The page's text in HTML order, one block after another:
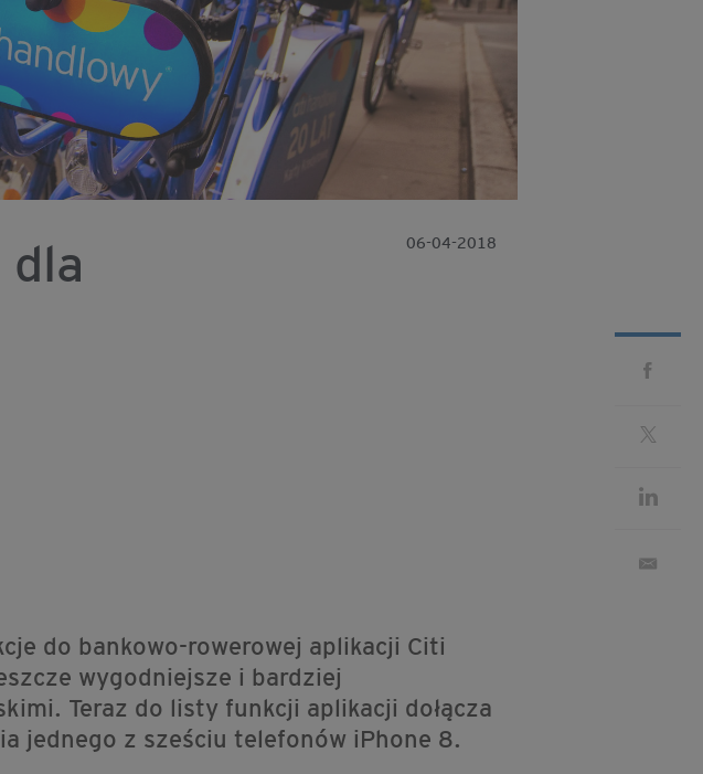
dla
06-04-2018
do bankowo-rowerowej aplikacji Citi
wygodniejsze i bardziej
Teraz do listy funkcji aplikacji dołącza
jednego z sześciu telefonów iPhone 8.